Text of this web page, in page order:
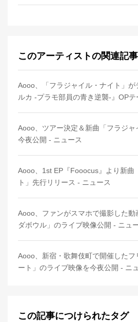
このアーティストの関連記事
Aooo、「フラジャイル・ナイト」が
ルカ -プラモ部員の青き逆襲-』OP
Aooo、ツアー決定＆新曲「フラジ
今夜公開 - ニュース
Aooo、1st EP『Fooocus』より新曲
ト」先行リリース - ニュース
Aooo、ファンがスマホで撮影した動
ダボウル」のライブ映像公開 - ニュ
Aooo、新宿・歌舞伎町で開催した
ート」のライブ映像を今夜公開 - ニ
この記事につけられたタグ